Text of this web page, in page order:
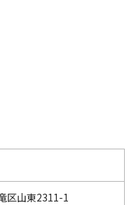
関する
区山東2311-1